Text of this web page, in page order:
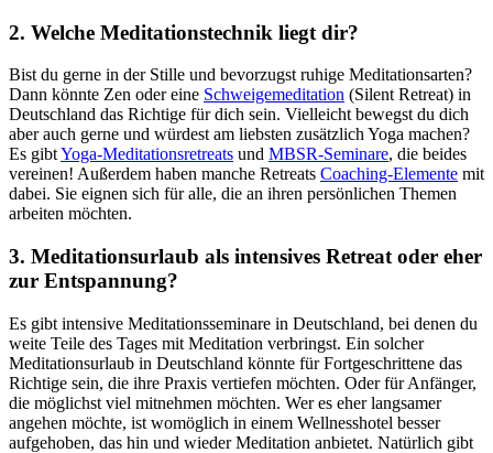
2. Welche Meditationstechnik liegt dir?
Bist du gerne in der Stille und bevorzugst ruhige Meditationsarten?
Dann könnte Zen oder eine Schweigemeditation (Silent Retreat) in
Deutschland das Richtige für dich sein. Vielleicht bewegst du dich
aber auch gerne und würdest am liebsten zusätzlich Yoga machen?
Es gibtYoga-Meditationsretreats und MBSR-Seminare, die beides
vereinen! Außerdem haben manche Retreats Coaching-Elemente mit
dabei. Sie eignen sich für alle, die an ihren persönlichen Themen
arbeiten möchten.
3. Meditationsurlaub als intensives Retreat oder eher
zur Entspannung?
Es gibt intensive Meditationsseminare in Deutschland, bei denen du
weite Teile des Tages mit Meditation verbringst. Ein solcher
Meditationsurlaub in Deutschland könnte für Fortgeschrittene das
Richtige sein, die ihre Praxis vertiefen möchten. Oder für Anfänger,
die möglichst viel mitnehmen möchten. Wer es eher langsamer
angehen möchte, ist womöglich in einem Wellnesshotel besser
aufgehoben, das hin und wieder Meditation anbietet. Natürlich gibt